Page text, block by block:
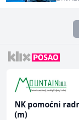
NK pomoćni
(m)